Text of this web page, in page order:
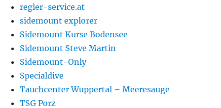
regler-service.at
sidemount explorer
Sidemount Kurse Bodensee
Sidemount Steve Martin
Sidemount-Only
Specialdive
Tauchcenter Wuppertal – Meeresauge
TSG Porz